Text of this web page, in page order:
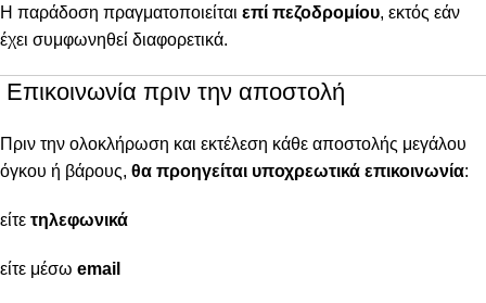
Η παράδοση πραγματοποιείται επί πεζοδρομίου, εκτός εάν
έχει συμφωνηθεί διαφορετικά.
Επικοινωνία πριν την αποστολή
Πριν την ολοκλήρωση και εκτέλεση κάθε αποστολής μεγάλου
όγκου ή βάρους, θα προηγείται υποχρεωτικά επικοινωνία:
είτε τηλεφωνικά
είτε μέσω email